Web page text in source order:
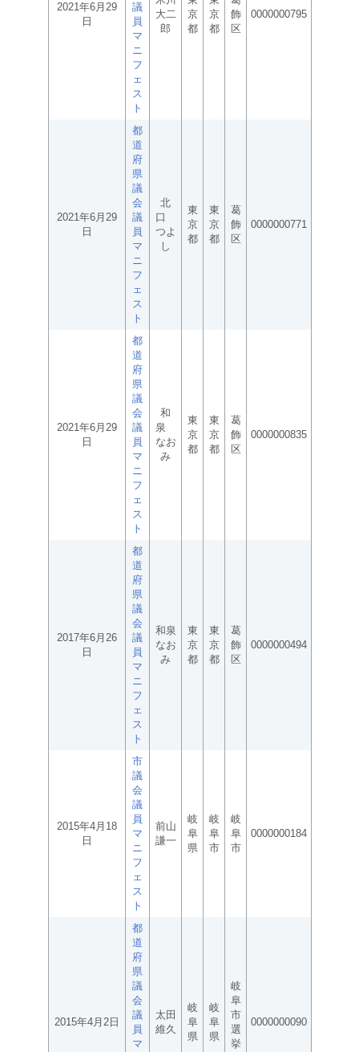
2021年6月29
日
議
員
マ
ニ
フ
ェ
ス
ト
大二
郎
京
都
京
都
飾
区
0000000795
2021年6月29
日
都
道
府
県
議
会
議
員
マ
ニ
フ
ェ
ス
ト
北
口
つよ
し
東
京
都
東
京
都
葛
飾
区
0000000771
2021年6月29
日
都
道
府
県
議
会
議
員
マ
ニ
フ
ェ
ス
ト
和
泉
なお
み
東
京
都
東
京
都
葛
飾
区
0000000835
2017年6月26
日
都
道
府
県
議
会
議
員
マ
ニ
フ
ェ
ス
ト
和泉
なお
み
東
京
都
東
京
都
葛
飾
区
0000000494
2015年4月18
日
市
議
会
議
員
マ
ニ
フ
ェ
ス
ト
前山
謙一
岐
阜
県
岐
阜
市
岐
阜
市
0000000184
2015年4月2日
都
道
府
県
議
会
議
員
マ
太田
維久
岐
阜
県
岐
阜
県
岐
阜
市
選
挙
0000000090